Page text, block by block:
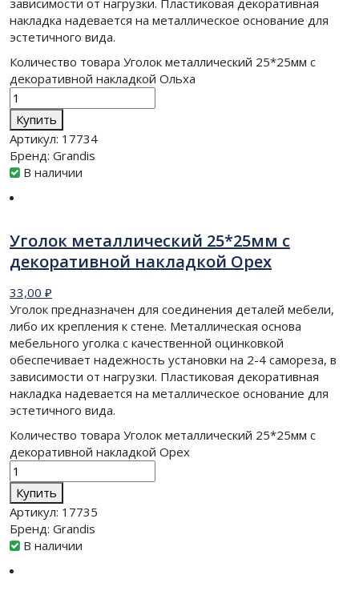
зависимости от нагрузки. Пластиковая декоративная
накладка надевается на металлическое основание для
эстетичного вида.
Количество товара Уголок металлический 25*25мм с
декоративной накладкой Ольха
Купить
Артикул: 17734
Бренд: Grandis
В наличии
Уголок металлический 25*25мм с
декоративной накладкой Орех
33,00 ₽
Уголок предназначен для соединения деталей мебели,
либо их крепления к стене. Металлическая основа
мебельного уголка с качественной оцинковкой
обеспечивает надежность установки на 2-4 самореза, в
зависимости от нагрузки. Пластиковая декоративная
накладка надевается на металлическое основание для
эстетичного вида.
Количество товара Уголок металлический 25*25мм с
декоративной накладкой Орех
Купить
Артикул: 17735
Бренд: Grandis
В наличии